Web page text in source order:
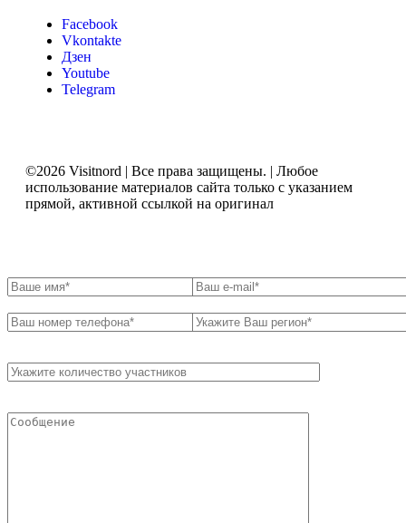
Facebook
Vkontakte
Дзен
Youtube
Telegram
©2026 Visitnord | Все права защищены. | Любое
использование материалов сайта только с указанием
прямой, активной ссылкой на оригинал